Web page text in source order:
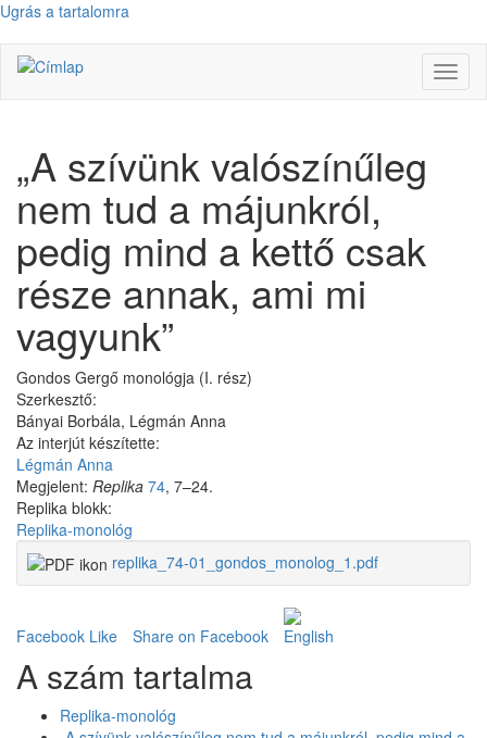
Ugrás a tartalomra
„A szívünk valószínűleg
nem tud a májunkról,
pedig mind a kettő csak
része annak, ami mi
vagyunk”
Gondos Gergő monológja (I. rész)
Szerkesztő:
Bányai Borbála, Légmán Anna
Az interjút készítette:
Légmán Anna
Megjelent: Replika 74, 7–24.
Replika blokk:
Replika-monológ
replika_74-01_gondos_monolog_1.pdf
Facebook Like Share on Facebook
A szám tartalma
Replika-monológ